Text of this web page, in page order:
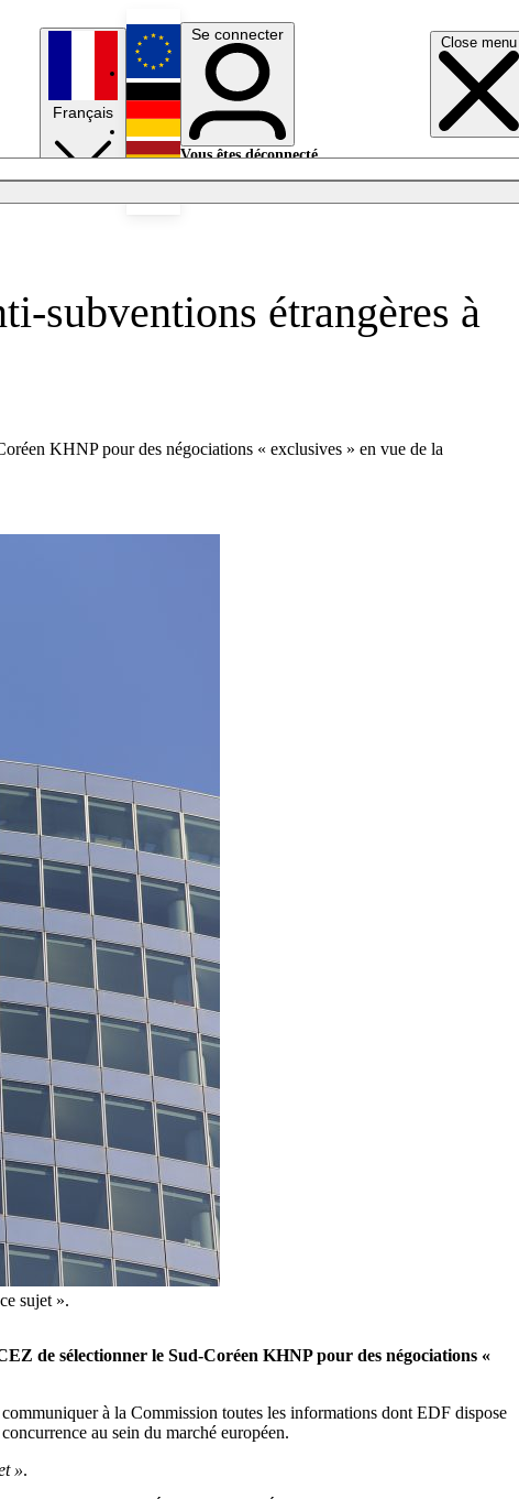
Close menu
Français
English
Deutsch
Se connecter
Vous êtes déconnecté.
subventions étrangères à
KHNP pour des négociations « exclusives » en vue de la
sujet ».
de sélectionner le Sud-Coréen KHNP pour des négociations «
à la Commission toutes les informations dont EDF dispose
au sein du marché européen.
».